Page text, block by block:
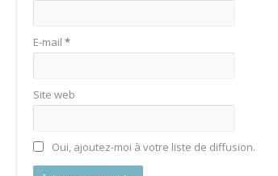
E-mail *
Site web
Oui, ajoutez-moi à votre liste de diffusion.